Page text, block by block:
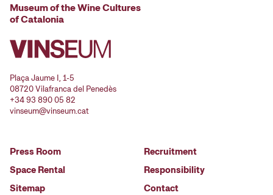
Museum of the Wine Cultures
of Catalonia
Plaça Jaume I, 1-5
08720 Vilafranca del Penedès
+34 93 890 05 82
vinseum@vinseum.cat
Press Room
Space Rental
Sitemap
Recruitment
Responsibility
Contact